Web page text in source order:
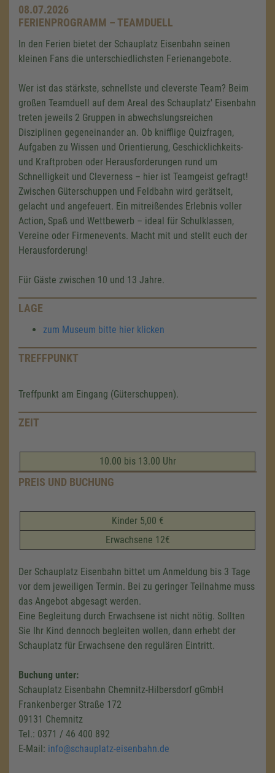
08.07.2026
FERIENPROGRAMM – TEAMDUELL
In den Ferien bietet der Schauplatz Eisenbahn seinen
kleinen Fans die unterschiedlichsten Ferienangebote.
Wer ist das stärkste, schnellste und cleverste Team? Beim
großen Teamduell auf dem Areal des Schauplatz' Eisenbahn
treten jeweils 2 Gruppen in abwechslungsreichen
Disziplinen gegeneinander an. Ob knifflige Quizfragen,
Aufgaben zu Wissen und Orientierung, Geschicklichkeits-
und Kraftproben oder Herausforderungen rund um
Schnelligkeit und Cleverness – hier ist Teamgeist gefragt!
Zwischen Güterschuppen und Feldbahn wird gerätselt,
gelacht und angefeuert. Ein mitreißendes Erlebnis voller
Action, Spaß und Wettbewerb – ideal für Schulklassen,
Vereine oder Firmenevents. Macht mit und stellt euch der
Herausforderung!
Für Gäste zwischen 10 und 13 Jahre.
LAGE
zum Museum bitte hier klicken
TREFFPUNKT
Treffpunkt am Eingang (Güterschuppen).
ZEIT
10.00 bis 13.00 Uhr
PREIS UND BUCHUNG
Kinder 5,00 €
Erwachsene 12€
Der Schauplatz Eisenbahn bittet um Anmeldung bis 3 Tage
vor dem jeweiligen Termin. Bei zu geringer Teilnahme muss
das Angebot abgesagt werden.
Eine Begleitung durch Erwachsene ist nicht nötig. Sollten
Sie Ihr Kind dennoch begleiten wollen, dann erhebt der
Schauplatz für Erwachsene den regulären Eintritt.
Buchung unter:
Schauplatz Eisenbahn Chemnitz-Hilbersdorf gGmbH
Frankenberger Straße 172
09131 Chemnitz
Tel.: 0371 / 46 400 892
E-Mail: info@schauplatz-eisenbahn.de